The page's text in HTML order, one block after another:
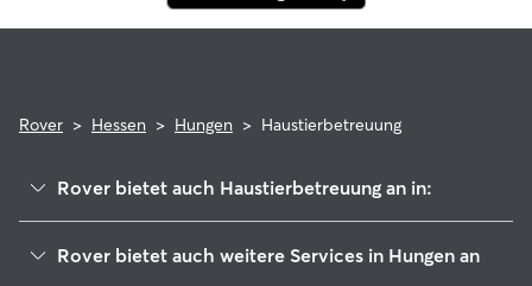
Rover > Hessen > Hungen > Haustierbetreuung
Rover bietet auch Haustierbetreuung an in:
Rover bietet auch weitere Services in Hungen an